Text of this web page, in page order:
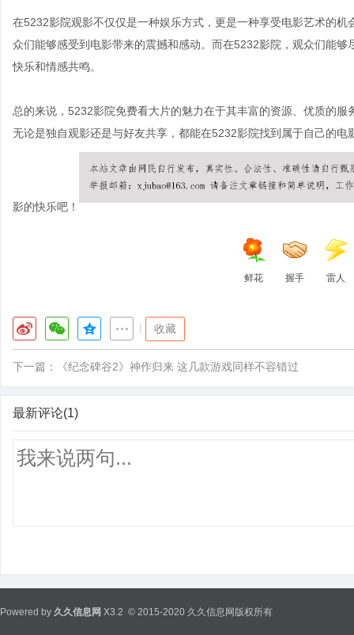
在5232影院观影不仅仅是一种娱乐方式，更是一种享受电影艺术的
众们能够感受到电影带来的震撼和感动。而在5232影院，观众们能
快乐和情感共鸣。
总的来说，5232影院免费看大片的魅力在于其丰富的资源、优质的
无论是独自观影还是与好友共享，都能在5232影院找到属于自己的
影的快乐吧！
鲜花 握手 雷人
收藏
下一篇： 《纪念碑谷2》神作归来 这几款游戏同样不容错过
最新评论(1)
Powered by 久久信息网 X3.2 © 2015-2020 久久信息网版权所有